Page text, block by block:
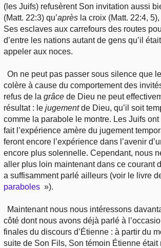
(les Juifs) refusèrent Son invitation aussi
(Matt. 22:3) qu’après la croix (Matt. 22:4,
Ses esclaves aux carrefours des routes
d’entre les nations autant de gens qu’il
appeler aux noces.
On ne peut pas passer sous silence que
colère à cause du comportement des
refus de la grâce de Dieu ne peut
résultat : le jugementde Dieu, qu’il soit
comme la parabole le montre. Les Juifs
fait l’expérience amère du jugement
feront encore l’expérience dans l’avenir
encore plus solennelle. Cependant, nous
aller plus loin maintenant dans ce courant
a suffisamment parlé ailleurs (voir le livre
paraboles »).
Maintenant nous nous intéressons
côté dont nous avons déjà parlé à
finales du discours d’Étienne : à partir du
suite de Son Fils, Son témoin Étienne était